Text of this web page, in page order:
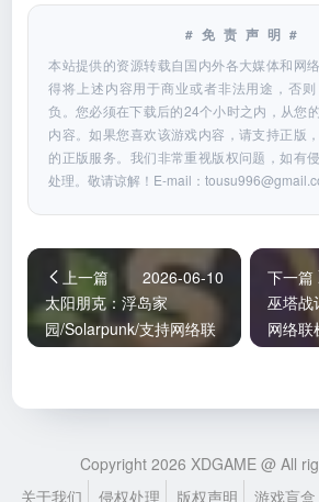
#免责声明#
本站提供的资源转载自国内外各大媒体和网
得将上述内容用于商业或者非法用途，否
负。您必须在下载后的24个小时之内，从您
内容。如果您喜欢该游戏内容，请支持正版
的正版服务。我们非常重视版权问题，如有
处理。敬请谅解！E-mail：
上一篇
2026-06-10
太阳朋克：浮岛家
园/Solarpunk/支持网络联
机
下一篇
巫塔战
网络联
Copyright 2026 XDGAME @ All
关于我们
侵权处理 版权声明 游戏盲盒